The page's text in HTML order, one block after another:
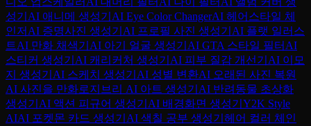
성기 AI 애니메 생성기 AI Eye Color ChangerAI 헤어스타일 체
인저 AI 증명사진 생성기 AI 프로필 사진 생성기 AI 플랫 일러스
트AI 만화 채색기 AI 아기 얼굴 생성기 AI GTA 스타일 필터 AI
스티커 생성기 AI 캐리커처 생성기 AI 피부 질감 개선기 AI 이모
지 생성기 AI 스케치 생성기 AI 성별 변환AI 오래된 사진 복원
AI 사진을 만화로지브리 AI 아트 생성기 AI 반려동물 초상화
생성기 AI 액션 피규어 생성기 AI 배경화면 생성기 Y2K Style
AIAI 포켓몬 카드 생성기 AI 색칠 공부 생성기 헤어 컬러 체인